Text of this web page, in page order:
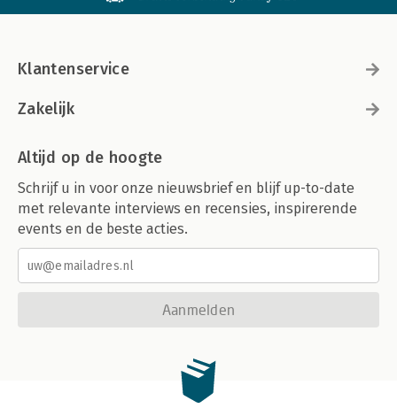
Klantenservice
Zakelijk
Altijd op de hoogte
Schrijf u in voor onze nieuwsbrief en blijf up-to-date
met relevante interviews en recensies, inspirerende
events en de beste acties.
Aanmelden